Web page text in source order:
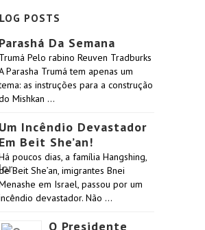
POSTS
Parashá Da Semana
Trumá Pelo rabino Reuven Tradburks
Parasha Trumá tem apenas um
as instruções para a construção
Mishkan …
Um Incêndio Devastador
Em Beit She’an!
poucos dias, a família Hangshing,
Beit She’an, imigrantes Bnei
em Israel, passou por um
devastador. Não …
O Presidente